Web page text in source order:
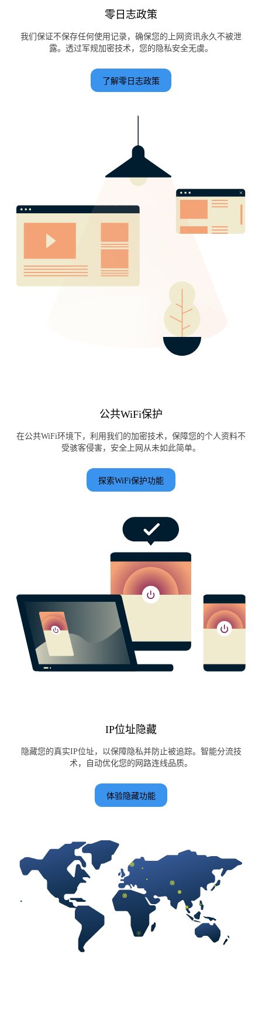
零日志政策
我们保证不保存任何使用记录，确保您的上网资讯永久不被泄
露。透过军规加密技术，您的隐私安全无虞。
了解零日志政策
公共WiFi保护
在公共WiFi环境下，利用我们的加密技术，保障您的个人资料不
受骇客侵害，安全上网从未如此简单。
探索WiFi保护功能
IP位址隐藏
隐藏您的真实IP位址，以保障隐私并防止被追踪。智能分流技
术，自动优化您的网路连线品质。
体验隐藏功能